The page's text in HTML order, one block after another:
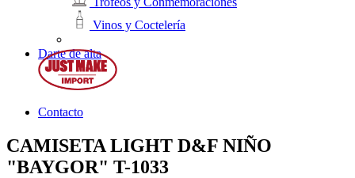
Vinos y Coctelería
Darte de alta
Contacto
CAMISETA LIGHT D&F NIÑO
"BAYGOR" T-1033